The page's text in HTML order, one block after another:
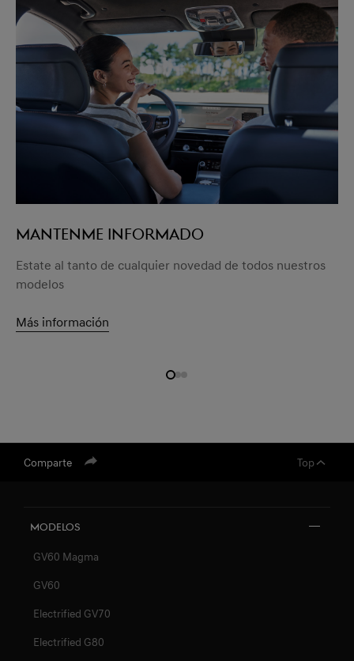
MANTENME INFORMADO
Estate al tanto de cualquier novedad de todos nuestros
modelos
Más información
Comparte Top
Modelos
GV60 Magma
GV60
Electrified GV70
Electrified G80